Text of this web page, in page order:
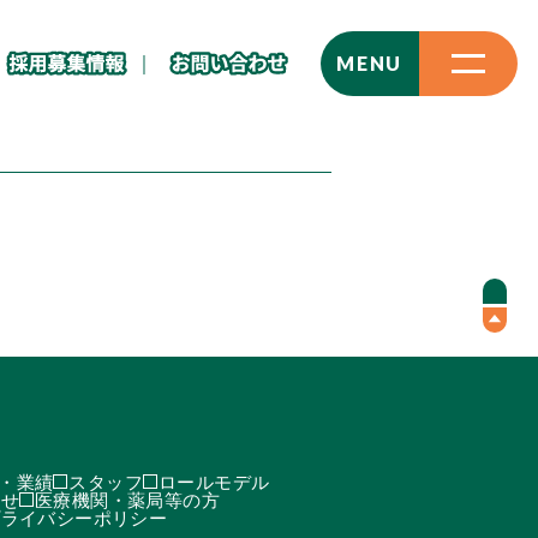
MENU
CLOSE
業績 スタッフ
ロールモデル
医療機関・薬局等の方
イバシーポリシー